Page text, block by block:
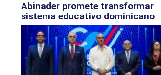
Abinader promete transformar
sistema educativo dominicano